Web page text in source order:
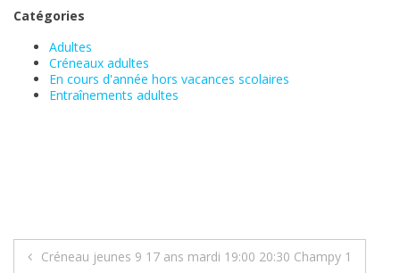
Catégories
Adultes
Créneaux adultes
En cours d'année hors vacances scolaires
Entraînements adultes
Navigation
Créneau jeunes 9 17 ans mardi 19:00 20:30 Champy 1